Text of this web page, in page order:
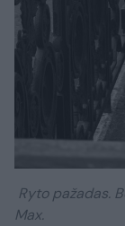
Ryto pažadas.
Max.